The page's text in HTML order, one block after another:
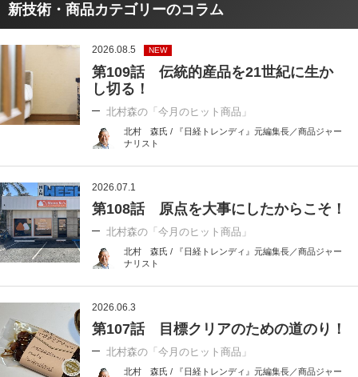
新技術・商品カテゴリーのコラム
2026.08.5 NEW
第109話 伝統的産品を21世紀に生か
し切る！
北村森の「今月のヒット商品」
北村 森氏 / 『日経トレンディ』元編集長／商品ジャー
ナリスト
2026.07.1
第108話 原点を大事にしたからこそ！
北村森の「今月のヒット商品」
北村 森氏 / 『日経トレンディ』元編集長／商品ジャー
ナリスト
2026.06.3
第107話 目標クリアのための道のり！
北村森の「今月のヒット商品」
北村 森氏 / 『日経トレンディ』元編集長／商品ジャー